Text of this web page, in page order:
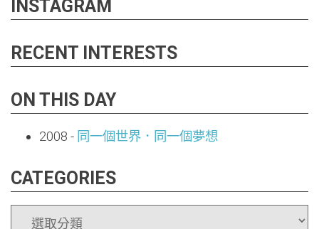
INSTAGRAM
RECENT INTERESTS
ON THIS DAY
2008 - 同一個世界．同一個夢想
CATEGORIES